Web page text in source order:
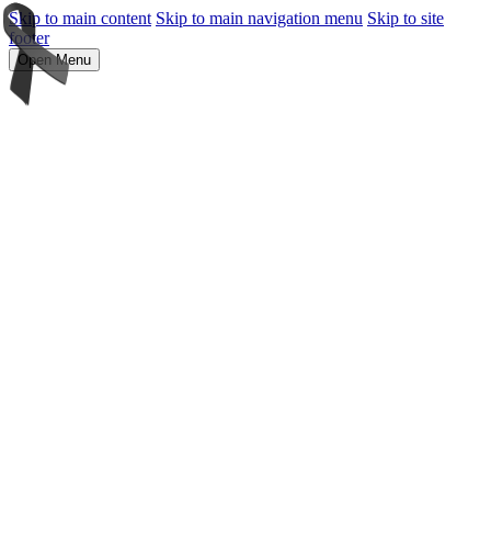
Skip to main content Skip to main navigation menu Skip to site
footer
Open Menu